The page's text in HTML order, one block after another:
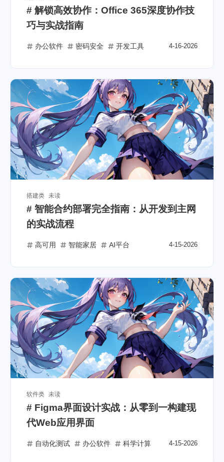
# 解锁高效协作：Office 365深度协作技
巧与实战指南
4-16-2026
办公软件 密码安全 开发工具
搭建类 未读
# 智能合约部署完全指南：从开发到主网
的实战流程
4-15-2026
高可用 智能家居 AI平台
软件类 未读
# Figma界面设计实战：从零到一构建现
代Web应用界面
4-15-2026
自动化测试 办公软件 科学计算